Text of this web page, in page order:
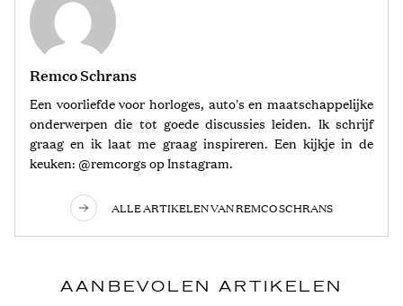
Remco Schrans
Een voorliefde voor horloges, auto's en maatschappelijke
onderwerpen die tot goede discussies leiden. Ik schrijf
graag en ik laat me graag inspireren. Een kijkje in de
keuken: @remcorgs op Instagram.
ALLE ARTIKELEN VAN REMCO SCHRANS
AANBEVOLEN ARTIKELEN